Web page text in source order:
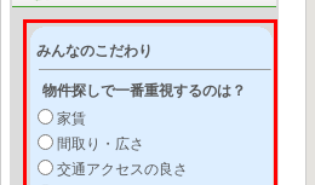
みんなのこだわり
物件探しで一番重視するのは？
家賃
間取り・広さ
交通アクセスの良さ